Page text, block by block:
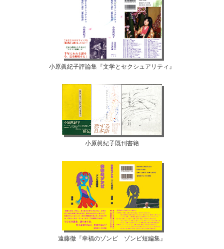
小原眞紀子評論集『文学とセクシュアリティ』
小原眞紀子既刊書籍
遠藤徹『幸福のゾンビ ゾンビ短編集』